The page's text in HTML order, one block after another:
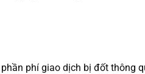
phí giao dịch bị đốt thông